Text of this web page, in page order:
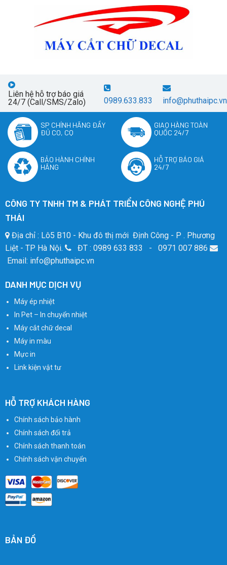
Liên hệ hỗ trợ báo giá
24/7 (Call/SMS/Zalo)
0989.633.833 info@phuthaipc.vn
SP CHÍNH HÃNG ĐẦY
ĐỦ CO, CQ
GIAO HÀNG TOÀN
QUỐC 24/7
BẢO HÀNH CHÍNH
HÃNG
HỖ TRỢ BÁO GIÁ
24/7
CÔNG TY TNHH TM & PHÁT TRIỂN CÔNG NGHỆ PHÚ
THÁI
Địa chỉ : Lô5 B10 - Khu đô thị mới Định Công - P . Phương
Liệt - TP Hà Nội.
ĐT : 0989 633 833 - 0971 007 886
Email: info@phuthaipc.vn
DANH MỤC DỊCH VỤ
Máy ép nhiệt
In Pet – In chuyển nhiệt
Máy cắt chữ decal
Máy in màu
Mực in
Link kiện vật tư
HỖ TRỢ KHÁCH HÀNG
Chính sách bảo hành
Chính sách đổi trả
Chính sách thanh toán
Chính sách vận chuyển
BẢN ĐỒ